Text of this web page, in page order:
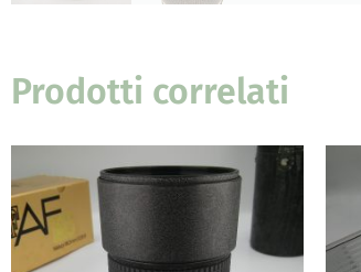
Prodotti correlati